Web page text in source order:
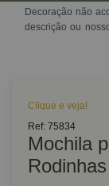
Decoração não
descrição ou
Clique e veja!
Ref: 75834
Mochila